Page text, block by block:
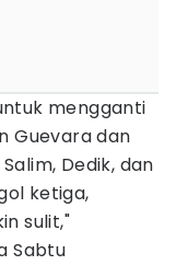
mengganti
Guevara dan
Dedik, dan
ketiga,
sulit,"
Sabtu